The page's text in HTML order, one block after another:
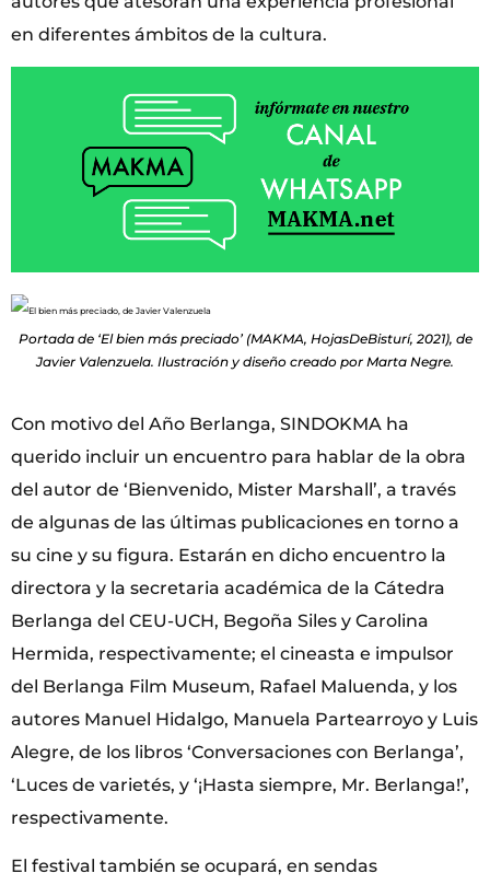
en diferentes ámbitos de la cultura.
Portada de ‘El bien más preciado’ (MAKMA, HojasDeBisturí, 2021), de
Javier Valenzuela. Ilustración y diseño creado por Marta Negre.
Con motivo del Año Berlanga, SINDOKMA ha
querido incluir un encuentro para hablar de la obra
del autor de ‘Bienvenido, Mister Marshall’, a través
de algunas de las últimas publicaciones en torno a
su cine y su figura. Estarán en dicho encuentro la
directora y la secretaria académica de la Cátedra
Berlanga del CEU-UCH, Begoña Siles y Carolina
Hermida, respectivamente; el cineasta e impulsor
del Berlanga Film Museum, Rafael Maluenda, y los
autores Manuel Hidalgo, Manuela Partearroyo y Luis
Alegre, de los libros ‘Conversaciones con Berlanga’,
‘Luces de varietés, y ‘¡Hasta siempre, Mr. Berlanga!’,
respectivamente.
El festival también se ocupará, en sendas